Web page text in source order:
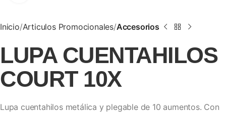
Inicio Articulos Promocionales Accesorios
LUPA CUENTAHILOS
COURT 10X
Lupa cuentahilos metálica y plegable de 10 aumentos. Con